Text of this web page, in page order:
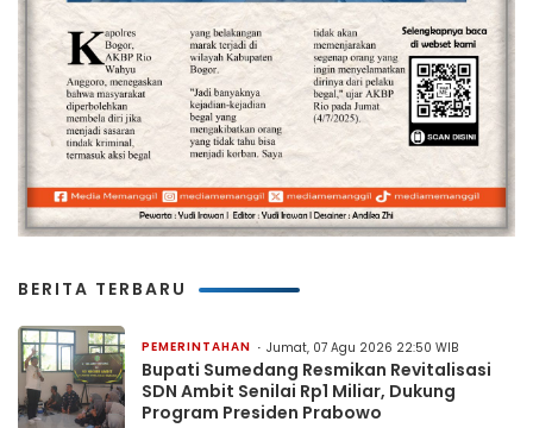
BERITA TERBARU
PEMERINTAHAN Jumat, 07 Agu 2026 22:50 WIB
Bupati Sumedang Resmikan Revitalisasi
SDN Ambit Senilai Rp1 Miliar, Dukung
Program Presiden Prabowo